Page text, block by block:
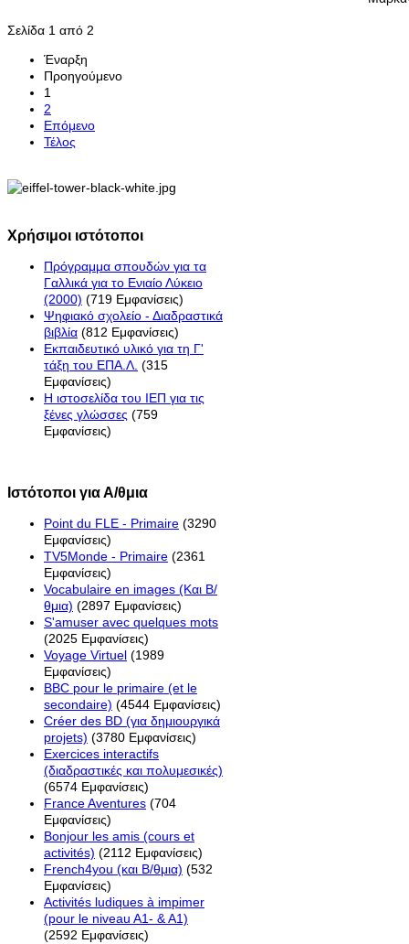
Σελίδα 1 από 2
Έναρξη
Προηγούμενο
1
2
Επόμενο
Τέλος
Χρήσιμοι ιστότοποι
Πρόγραμμα σπουδών για τα
Γαλλικά για το Ενιαίο Λύκειο
(2000) (719 Εμφανίσεις)
Ψηφιακό σχολείο - Διαδραστικά
βιβλία (812 Εμφανίσεις)
Εκπαιδευτικό υλικό για τη Γ'
τάξη του ΕΠΑ.Λ. (315
Εμφανίσεις)
H ιστοσελίδα του ΙΕΠ για τις
ξένες γλώσσες (759
Εμφανίσεις)
Ιστότοποι για Α/θμια
Point du FLE - Primaire (3290
Εμφανίσεις)
TV5Monde - Primaire (2361
Εμφανίσεις)
Vocabulaire en images (Και Β/
θμια) (2897 Εμφανίσεις)
S'amuser avec quelques mots
(2025 Εμφανίσεις)
Voyage Virtuel (1989
Εμφανίσεις)
BBC pour le primaire (et le
secondaire) (4544 Εμφανίσεις)
Créer des BD (για δημιουργικά
projets) (3780 Εμφανίσεις)
Exercices interactifs
(διαδραστικές και πολυμεσικές)
(6574 Εμφανίσεις)
France Aventures (704
Εμφανίσεις)
Bonjour les amis (cours et
activités) (2112 Εμφανίσεις)
French4you (και Β/θμια) (532
Εμφανίσεις)
Activités ludiques à impimer
(pour le niveau A1- & A1)
(2592 Εμφανίσεις)